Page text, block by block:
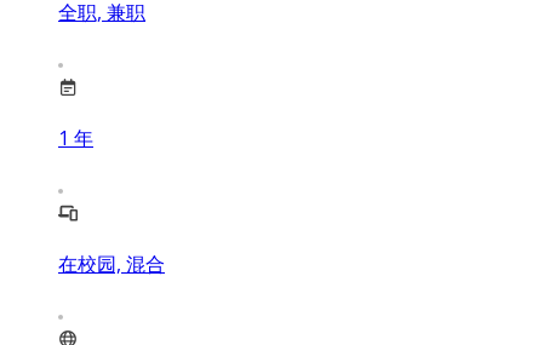
全职, 兼职
1 年
在校园, 混合